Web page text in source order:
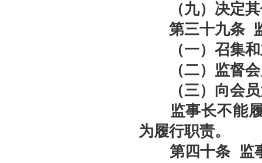
（九）决定其
第三十九条
（一）召集和
（二）监督会
（三）向会员
监事长不能履
为履行职责。
第四十条 监